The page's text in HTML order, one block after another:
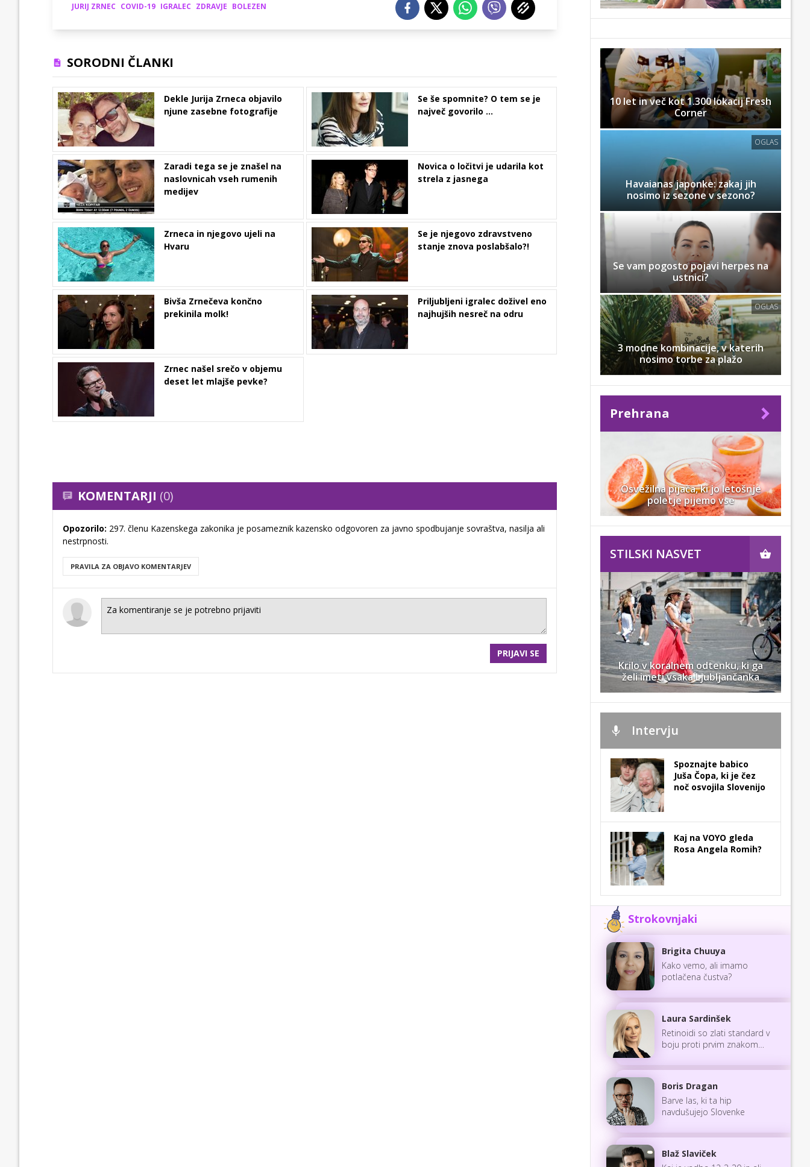
JURIJ ZRNEC COVID-19 IGRALEC ZDRAVJE BOLEZEN
SORODNI ČLANKI
Dekle Jurija Zrneca objavilo
njune zasebne fotografije
Se še spomnite? O tem se je
največ govorilo ...
Zaradi tega se je znašel na
naslovnicah vseh rumenih
medijev
Novica o ločitvi je udarila kot
strela z jasnega
Zrneca in njegovo ujeli na
Hvaru
Se je njegovo zdravstveno
stanje znova poslabšalo?!
Bivša Zrnečeva končno
prekinila molk!
Priljubljeni igralec doživel eno
najhujših nesreč na odru
Zrnec našel srečo v objemu
deset let mlajše pevke?
KOMENTARJI (0)
Opozorilo: 297. členu Kazenskega zakonika je posameznik kazensko odgovoren za javno spodbujanje sovraštva, nasilja ali
nestrpnosti.
PRAVILA ZA OBJAVO KOMENTARJEV
PRIJAVI SE
10 let in več kot 1.300 lokacij Fresh
Corner
OGLAS
Havaianas japonke: zakaj jih
nosimo iz sezone v sezono?
Se vam pogosto pojavi herpes na
ustnici?
OGLAS
3 modne kombinacije, v katerih
nosimo torbe za plažo
Prehrana
Osvežilna pijača, ki jo letošnje
poletje pijemo vse
STILSKI NASVET
Krilo v koralnem odtenku, ki ga
želi imeti vsaka Ljubljančanka
Intervju
Spoznajte babico
Juša Čopa, ki je čez
noč osvojila Slovenijo
Kaj na VOYO gleda
Rosa Angela Romih?
Strokovnjaki
Brigita Chuuya
Kako vemo, ali imamo
potlačena čustva?
Laura Sardinšek
Retinoidi so zlati standard v
boju proti prvim znakom
Boris Dragan
Barve las, ki ta hip
navdušujejo Slovenke
Blaž Slaviček